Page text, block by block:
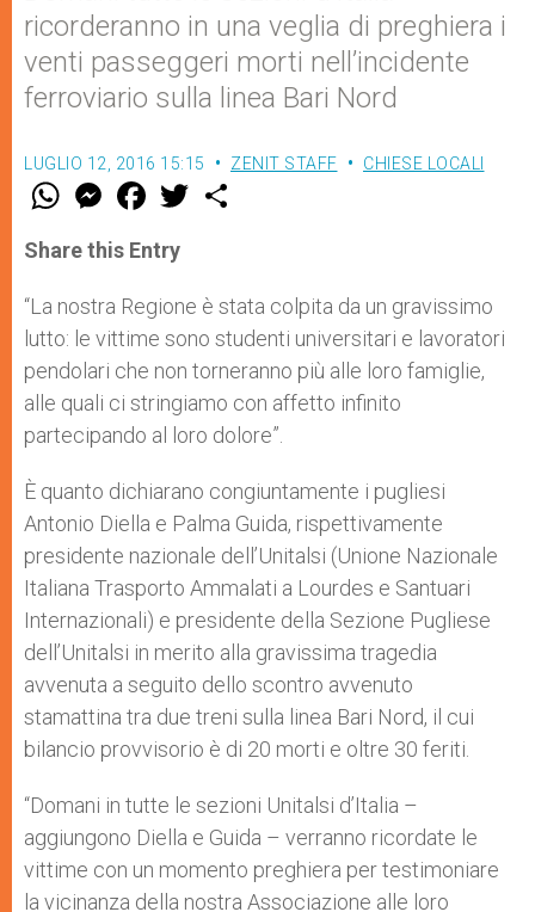
ricorderanno in una veglia di preghiera i
venti passeggeri morti nell’incidente
ferroviario sulla linea Bari Nord
LUGLIO 12, 2016 15:15 ZENIT STAFF CHIESE LOCALI
W
t
s
p
p
M
e
s
e
g
e
r
F
a
e
b
o
k
w
r
Share this Entry
“La nostra Regione è stata colpita da un gravissimo
lutto: le vittime sono studenti universitari e lavoratori
pendolari che non torneranno più alle loro famiglie,
alle quali ci stringiamo con affetto infinito
partecipando al loro dolore”.
È quanto dichiarano congiuntamente i pugliesi
Antonio Diella e Palma Guida, rispettivamente
presidente nazionale dell’Unitalsi (Unione Nazionale
Italiana Trasporto Ammalati a Lourdes e Santuari
Internazionali) e presidente della Sezione Pugliese
dell’Unitalsi in merito alla gravissima tragedia
avvenuta a seguito dello scontro avvenuto
stamattina tra due treni sulla linea Bari Nord, il cui
bilancio provvisorio è di 20 morti e oltre 30 feriti.
“Domani in tutte le sezioni Unitalsi d’Italia –
aggiungono Diella e Guida – verranno ricordate le
vittime con un momento preghiera per testimoniare
la vicinanza della nostra Associazione alle loro